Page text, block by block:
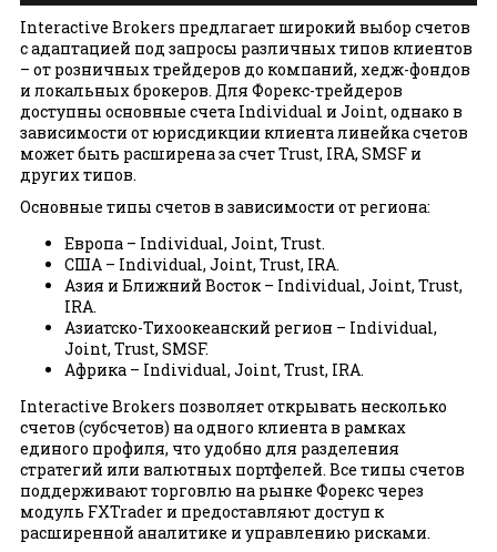
Interactive Brokers предлагает широкий выбор счетов
с адаптацией под запросы различных типов клиентов
– от розничных трейдеров до компаний, хедж-фондов
и локальных брокеров. Для Форекс-трейдеров
доступны основные счета Individual и Joint, однако в
зависимости от юрисдикции клиента линейка счетов
может быть расширена за счет Trust, IRA, SMSF и
других типов.
Основные типы счетов в зависимости от региона:
Европа – Individual, Joint, Trust.
США – Individual, Joint, Trust, IRA.
Азия и Ближний Восток – Individual, Joint, Trust,
IRA.
Азиатско-Тихоокеанский регион – Individual,
Joint, Trust, SMSF.
Африка – Individual, Joint, Trust, IRA.
Interactive Brokers позволяет открывать несколько
счетов (субсчетов) на одного клиента в рамках
единого профиля, что удобно для разделения
стратегий или валютных портфелей. Все типы счетов
поддерживают торговлю на рынке Форекс через
модуль FXTrader и предоставляют доступ к
расширенной аналитике и управлению рисками.